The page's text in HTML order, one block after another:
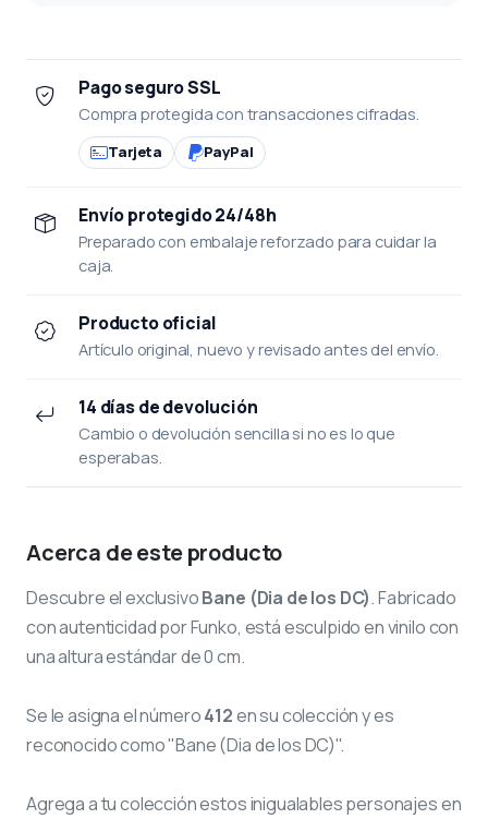
Pago seguro SSL
Compra protegida con transacciones cifradas.
Tarjeta PayPal
Envío protegido 24/48h
Preparado con embalaje reforzado para cuidar la
caja.
Producto oficial
Artículo original, nuevo y revisado antes del envío.
14 días de devolución
Cambio o devolución sencilla si no es lo que
esperabas.
Acerca de este producto
Descubre el exclusivoBane (Dia de los DC). Fabricado
con autenticidad por Funko, está esculpido en vinilo con
una altura estándar de 0 cm.
Se le asigna el número412en su colección y es
reconocido como "Bane (Dia de los DC)".
Agrega a tu colección estos inigualables personajes en